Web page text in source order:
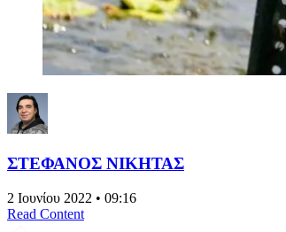
ΣΤΕΦΑΝΟΣ ΝΙΚΗΤΑΣ
2 Ιουνίου 2022 • 09:16
Read Content